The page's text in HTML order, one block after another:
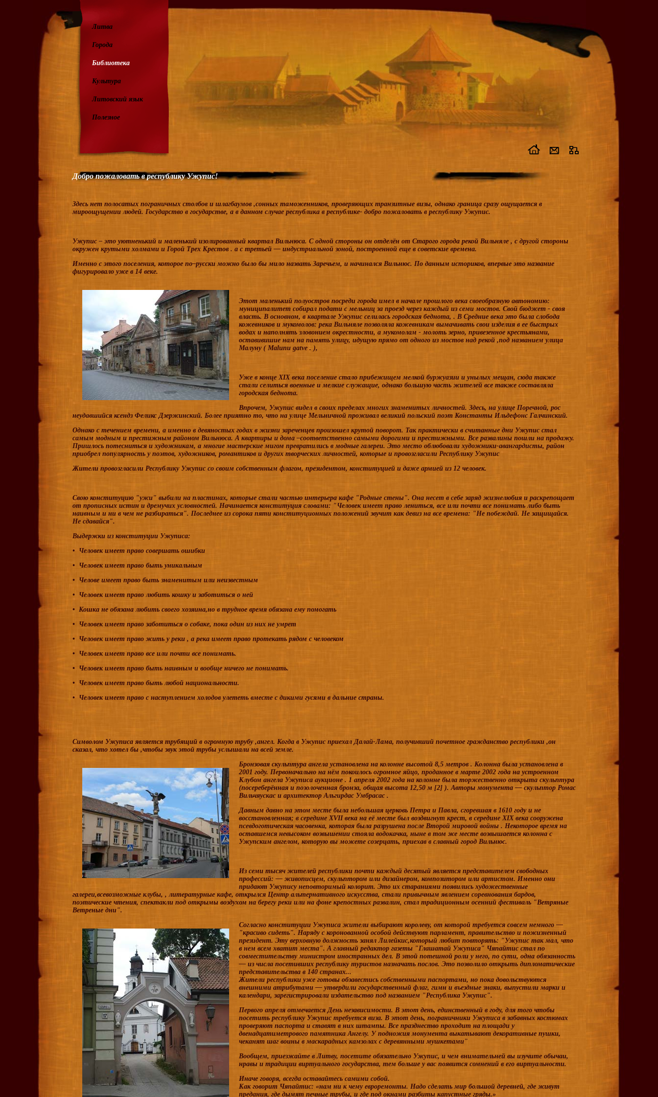
Литва
Города
Библиотека
Культура
Литовский язык
Полезное
Добро пожаловать в республику Ужупис!
Здесь нет полосатых пограничных столбов и шлагбаумов ,сонных таможенников, проверяющих транзитные визы, однако граница сразу ощущается в
мироощущении людей. Государство в государстве, а в данном случае республика в республике- добро пожаловать в республику Ужупис.
Ужупис – это уютненький и маленький изолированный квартал Вильнюса. С одной стороны он отделён от Старого города рекой Вильняле , с другой стороны
окружен крутыми холмами и Горой Трех Крестов . а с третьей — индустриальной зоной, построенной еще в советские времена.
Именно с этого поселения, которое по–русски можно было бы мило назвать Заречьем, и начинался Вильнюс. По данным историков, впервые это название
фигурировало уже в 14 веке.
Этот маленький полуостров посреди города имел в начале прошлого века своеобразную автономию:
муниципалитет собирал подати с мельниц за проезд через каждый из семи мостов. Свой бюджет - своя
власть. В основном, в квартале Ужупис селилась городская беднота, . В Средние века это была слобода
кожевников и мукомолов: река Вильняле позволяла кожевникам вымачивать свои изделия в ее быстрых
водах и наполнять зловонием окрестности, а мукомолам - молоть зерно, привезенное крестьянами,
оставивишие нам на память улицу, идущую прямо от одного из мостов над рекой ,под названием улица
Малуну ( Malunu gatve . ),
Уже в конце ХIX века поселение стало прибежищем мелкой буржуазии и унылых мещан, сюда также
стали селиться военные и мелкие служащие, однако большую часть жителей все также составляла
городская беднота.
Впрочем, Ужупис видел в своих пределах многих знаменитых личностей. Здесь, на улице Поречной, рос
неудавшийся ксендз Феликс Дзержинский. Более приятно то, что на улице Мельничной проживал великий польский поэт Константы Ильдефонс Галчинский.
Однако с течением времени, а именно в девяностых годах в жизни зареченцев произошел крутой поворот. Так практически в считанные дни Ужупис стал
самым модным и престижным районом Вильнюса. А квартиры и дома –соответственно самыми дорогими и престижными. Все развалины пошли на продажу.
Пришлось потесниться и художникам, а многие мастерские мигом превратились в модные галереи. Это место облюбовали художники-авангардисты, район
приобрел популярность у поэтов, художников, романтиков и других творческих личностей, которые и провозгласили Республику Ужупис
Жители провозгласили Республику Ужупис со своим собственным флагом, президентом, конституцией и даже армией из 12 человек.
Свою конституцию "ужи" выбили на пластинах, которые стали частью интерьера кафе "Родные стены". Она несет в себе заряд жизнелюбия и раскрепощает
от прописных истин и дремучих условностей. Начинается конституция словами: "Человек имеет право лениться, все или почти все понимать либо быть
наивным и ни в чем не разбираться". Последнее из сорока пяти конституционных положений звучит как девиз на все времена: "Не побеждай. Не защищайся.
Не сдавайся".
Выдержки из конституции Ужуписа:
• Человек имеет право совершать ошибки
• Человек имеет право быть уникальным
• Челове имеет право быть знаменитым или неизвестным
• Человек имеет право любить кошку и заботиться о ней
• Кошка не обязана любить своего хозяина,но в трудное время обязана ему помогать
• Человек имеет право заботиться о собаке, пока один из них не умрет
• Человек имеет право жить у реки , а река имеет право протекать рядом с человеком
• Человек имеет право все или почти все понимать.
• Человек имеет право быть наивным и вообще ничего не понимать.
• Человек имеет право быть любой национальности.
• Человек имеет право с наступлением холодов улететь вместе с дикими гусями в дальние страны.
Символом Ужуписа является трубящий в огромную трубу ,ангел. Когда в Ужупис приехал Далай-Лама, получивший почетное гражданство республики ,он
сказал, что хотел бы ,чтобы звук этой трубы услышали на всей земле.
Бронзовая скульптура ангела установлена на колонне высотой 8,5 метров . Колонна была установлена в
2001 году. Первоначально на нём покоилось огромное яйцо, проданное в марте 2002 года на устроенном
Клубом ангела Ужуписа аукционе . 1 апреля 2002 года на колонне была торжественно открыта скульптура
(посереберённая и позолоченная бронза, общая высота 12,50 м [2] ). Авторы монумента — скульптор Ромас
Вильчяускас и архитекторАльгирдас Умбрасас .
Давным давно на этом месте была небольшая церковь Петра и Павла, сгоревшая в 1610 году и не
восстановленная; в серединеXVII века на её месте был воздвигнут крест, в серединеXIX века сооружена
псевдоготическая часовенка, которая была разрушена после Второй мировой войны . Некоторое время на
оставшемся невысоком возвышении стояла водокачка, ныне в том же месте возвышается колонна с
Ужупским ангелом, которую вы можете созерцать, приехав в славный город Вильнюс.
Из семи тысяч жителей республики почти каждый десятый является представителем свободных
профессий: — живописцем, скульптором или дизайнером, композитором или артистом. Именно они
придают Ужупису неповторимый колорит. Это их стараниями появились художественные
галереи,всевозможные клубы, , литературные кафе, открылся Центр альтернативного искусства, стали привычным явлением соревнования бардов,
поэтические чтения, спектакли под открымы воздухом на берегу реки или на фоне крепостных развалин, стал традиционным осенний фестиваль "Ветряные
Ветреные дни".
Согласно конституции Ужуписа жители выбирают королеву, от которой требуется совсем немного —
"красиво сидеть". Наряду с коронованной особой действуют парламент, правительство и пожизненный
президент. Эту верховную должность занял Лилейкис,который любит повторять: "Ужупис так мал, что
в нем всем хватит места". А главный редактор газеты "Глашатай Ужуписа" Чяпайтис стал по
совместительству министром иностранных дел. В этой потешной роли у него, по сути, одна обязанность
— из числа посетивших республику туристов назначать послов. Это позволило открыть дипломатические
представительства в 140 странах...
Жители республики уже готовы обзавестись собственными паспортами, но пока довольствуются
внешними атрибутами — утвердили государственный флаг, гимн и въездные знаки, выпустили марки и
календари, зарегистрировали издательство под названием "Республика Ужупис".
Первого апреля отмечается День независимости. В этот день, единственный в году, для того чтобы
посетить республику Ужупис требуется виза. В этот день, пограничники Ужуписа в забавных костюмах
проверяют паспорта и ставят в них штампы. Все празднество проходит на площади у
двенадцатиметрового памятника Ангелу. У подножия монумента выкатывают декоративные пушки,
чеканят шаг воины в маскарадных камзолах с деревянными мушкетами"
Вообщем, приезжайте в Литву, посетите обязательно Ужупис, и чем внимательней вы изучите обычаи,
нравы и традиции виртуального государства, тем больше у вас появится сомнений в его виртуальности.
Иначе говоря, всегда оставайтесь самими собой.
Как говорит Чяпайтис: «нам ни к чему евроремонты. Надо сделать мир большой деревней, где живут
предания, где дымят печные трубы, и где под окнами разбиты капустные гряды.»